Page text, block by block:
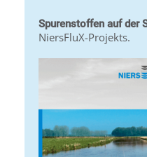
Spurenstoffen auf der
NiersFluX-Projekts.